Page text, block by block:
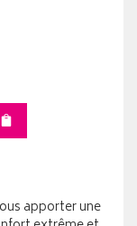
apporter une